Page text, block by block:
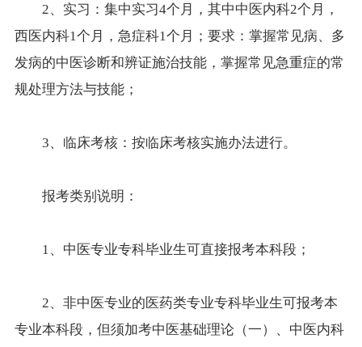
2、实习：集中实习4个月，其中中医内科2个月，
西医内科1个月，急症科1个月；要求：掌握常见病、多
发病的中医诊断和辨证施治技能，掌握常见急重症的常
规处理方法与技能；
3、临床考核：按临床考核实施办法进行。
报考类别说明：
1、中医专业专科毕业生可直接报考本科段；
2、非中医专业的医药类专业专科毕业生可报考本
专业本科段，但须加考中医基础理论（一）、中医内科